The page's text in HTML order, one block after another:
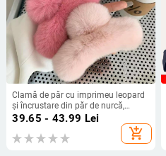
Clamă de păr cu imprimeu leopard
și încrustare din păr de nurcă,
fabricată manual din ABS, clips grip
39.65 - 43.99 Lei
add_shopping_cart